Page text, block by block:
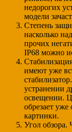
недорогих
модели
Степень
насколько
прочих
IP68 можно
имеют уже
устранении
освещении.
обрезает
картинки.
Угол обзора.